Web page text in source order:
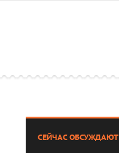
СЕЙЧАС ОБСУЖДАЮТ